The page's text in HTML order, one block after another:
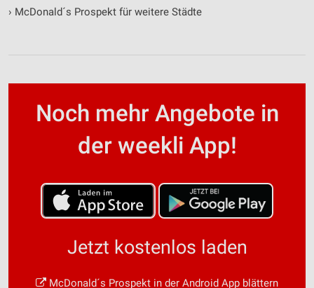
› McDonald´s Prospekt für weitere Städte
Noch mehr Angebote in
der weekli App!
Jetzt kostenlos laden
McDonald´s Prospekt in der Android App blättern